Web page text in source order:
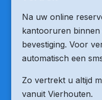
Na uw online
kantooruren binnen
bevestiging. Voor
automatisch een
Zo vertrekt u altijd
vanuit Vierhouten.